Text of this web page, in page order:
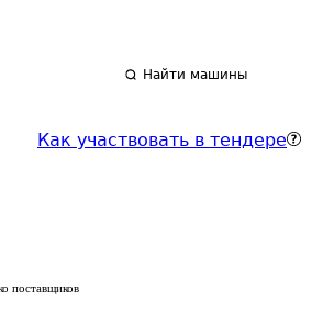
Найти машины
Как участвовать в тендере
поставщиков